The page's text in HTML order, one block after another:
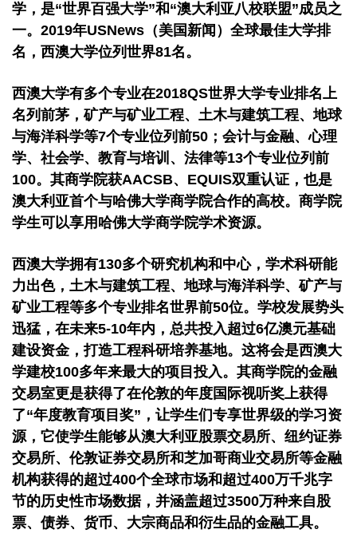
学，是“世界百强大学”和“澳大利亚八校联盟”成员之
一。2019年USNews（美国新闻）全球最佳大学排
名，西澳大学位列世界81名。
西澳大学有多个专业在2018QS世界大学专业排名上
名列前茅，矿产与矿业工程、土木与建筑工程、地球
与海洋科学等7个专业位列前50；会计与金融、心理
学、社会学、教育与培训、法律等13个专业位列前
100。其商学院获AACSB、EQUIS双重认证，也是
澳大利亚首个与哈佛大学商学院合作的高校。商学院
学生可以享用哈佛大学商学院学术资源。
西澳大学拥有130多个研究机构和中心，学术科研能
力出色，土木与建筑工程、地球与海洋科学、矿产与
矿业工程等多个专业排名世界前50位。学校发展势头
迅猛，在未来5-10年内，总共投入超过6亿澳元基础
建设资金，打造工程科研培养基地。这将会是西澳大
学建校100多年来最大的项目投入。其商学院的金融
交易室更是获得了在伦敦的年度国际视听奖上获得
了“年度教育项目奖”，让学生们专享世界级的学习资
源，它使学生能够从澳大利亚股票交易所、纽约证券
交易所、伦敦证券交易所和芝加哥商业交易所等金融
机构获得的超过400个全球市场和超过400万千兆字
节的历史性市场数据，并涵盖超过3500万种来自股
票、债券、货币、大宗商品和衍生品的金融工具。